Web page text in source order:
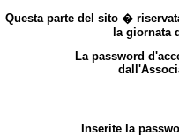
Questa parte del sito �
la giornata
La password
Inserite la